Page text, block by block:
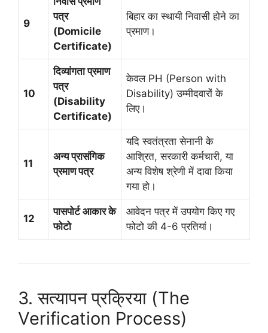
9
पत्र
(Domicile
Certificate)
बिहार का स्थायी निवासी होने का
प्रमाण।
10
दिव्यांगता प्रमाण
पत्र
(Disability
Certificate)
केवल PH (Person with
Disability) उम्मीदवारों के
लिए।
11
अन्य प्रासंगिक
प्रमाण पत्र
यदि स्वतंत्रता सेनानी के
आश्रित, सरकारी कर्मचारी, या
अन्य विशेष श्रेणी में दावा किया
गया हो।
12
पासपोर्ट आकार के
फोटो
आवेदन पत्र में उपयोग किए गए
फोटो की 4-6 प्रतियां।
3. सत्यापन प्रक्रिया (The
Verification Process)